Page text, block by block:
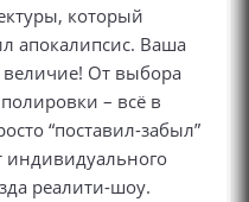
который
апокалипсис. Ваша
величие! От выбора
– всё в
“поставил-забыл”
индивидуального
реалити-шоу.